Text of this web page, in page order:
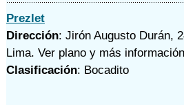
Prezlet
Dirección: Jirón Augusto Durán,
Lima. Ver plano y más información
Clasificación: Bocadito